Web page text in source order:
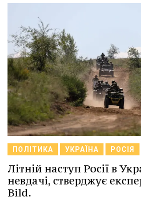
ПОЛІТИКА УКРАЇНА РОСІЯ
Літній наступ Росії в
невдачі, стверджує
Bild.